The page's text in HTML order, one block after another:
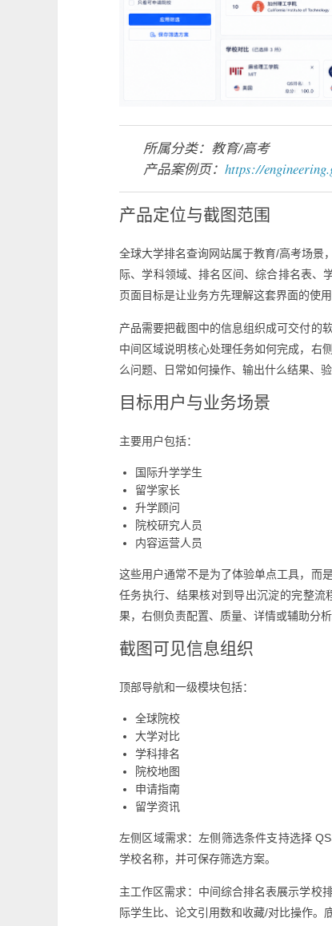
所属分类：教育/高考
产品案例页： https://
产品定位与截图范围
全球大学排名查询网站属于教育/高考场景
际、学科领域、排名区间、综合排名表、
页面目标是让业务方先理解这套界面的使
产品需要把截图中的信息组织成可交付的
中间区域说明核心处理任务如何完成，右
么问题、日常如何操作、输出什么结果、验
目标用户与业务场景
主要用户包括：
国际升学学生
留学家长
升学顾问
院校研究人员
内容运营人员
这些用户通常不是为了体验单点工具，而
任务执行、结果核对到导出沉淀的完整
果，右侧负责配置、质量、详情或辅助分
截图可见信息组织
顶部导航和一级模块包括：
全球院校
大学对比
学科排名
院校地图
申请指南
留学资讯
左侧区域需求：左侧筛选条件支持选择
学校名称，并可保存筛选方案。
主工作区需求：中间综合排名表展示学校
际学生比、论文引用数和收藏/对比操作。